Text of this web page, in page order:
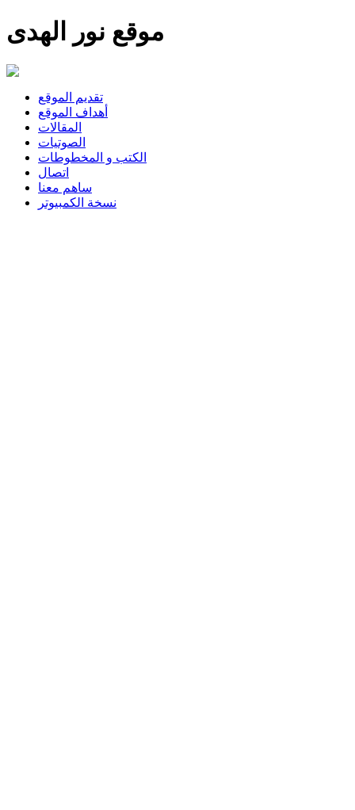
موقع نور الهدى
تقديم الموقع
أهداف الموقع
المقالات
الصوتيات
الكتب و المخطوطات
اتصال
ساهم معنا
نسخة الكمبيوتر